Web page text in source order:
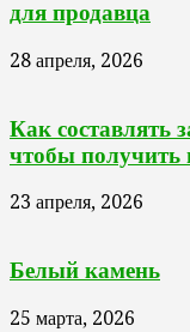
для продавца
28 апреля, 2026
Как составлять
чтобы получить
23 апреля, 2026
Белый камень
25 марта, 2026